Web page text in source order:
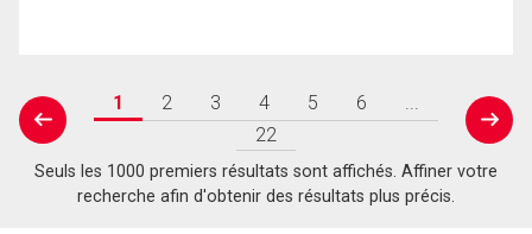
prev
1 2 3 4 5 6
22
next
Seuls les 1000 premiers résultats sont affichés. Affiner votre
recherche afin d'obtenir des résultats plus précis.